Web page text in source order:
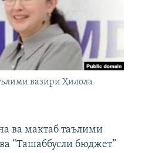
вазири Ҳилола
ва мактаб таълими
“Ташаббусли бюджет”